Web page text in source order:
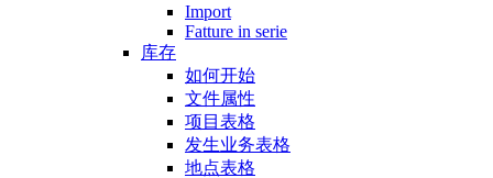
Import
Fatture in serie
库存
如何开始
文件属性
项目表格
发生业务表格
地点表格